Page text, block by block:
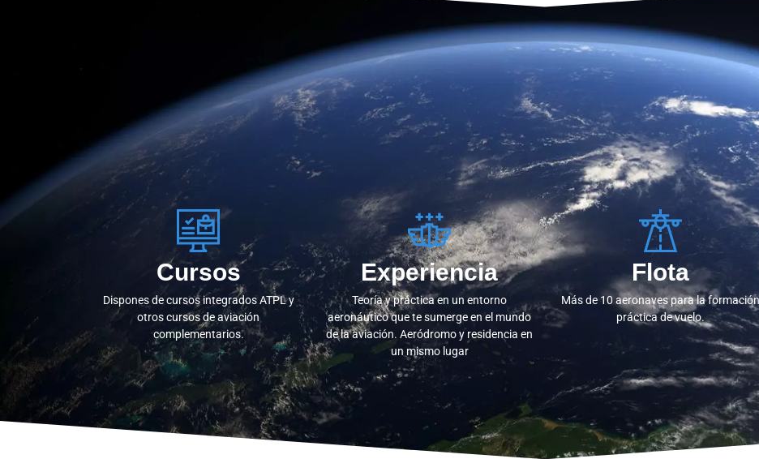
Cursos
Dispones de cursos integrados ATPL y
otros cursos de aviación
complementarios.
Experiencia
Teoría y práctica en un entorno
aeronáutico que te sumerge en el mundo
de la aviación. Aeródromo y residencia en
un mismo lugar
Flota
Más de 10 aeronaves para la formación
práctica de vuelo.